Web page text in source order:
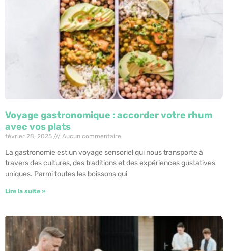
Voyage gastronomique : accorder votre rhum
avec vos plats
février 28, 2025 Aucun commentaire
La gastronomie est un voyage sensoriel qui nous transporte à
travers des cultures, des traditions et des expériences gustatives
uniques. Parmi toutes les boissons qui
Lire la suite »